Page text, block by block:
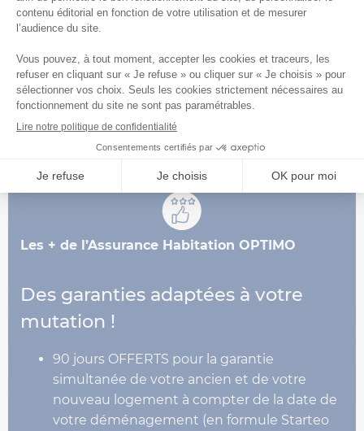
EN SAVOIR PLUS
Les + de l’Assurance Habitation OPTIMO
Des garanties adaptées à votre
mutation !
90 jours OFFERTS pour la garantie
simultanée de votre ancien et de votre
nouveau logement à compter de la date de
votre déménagement (en formule Starteo